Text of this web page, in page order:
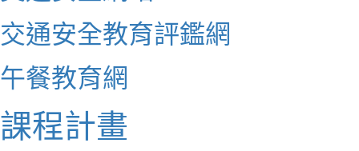
交通安全教育評鑑網
午餐教育網
課程計畫